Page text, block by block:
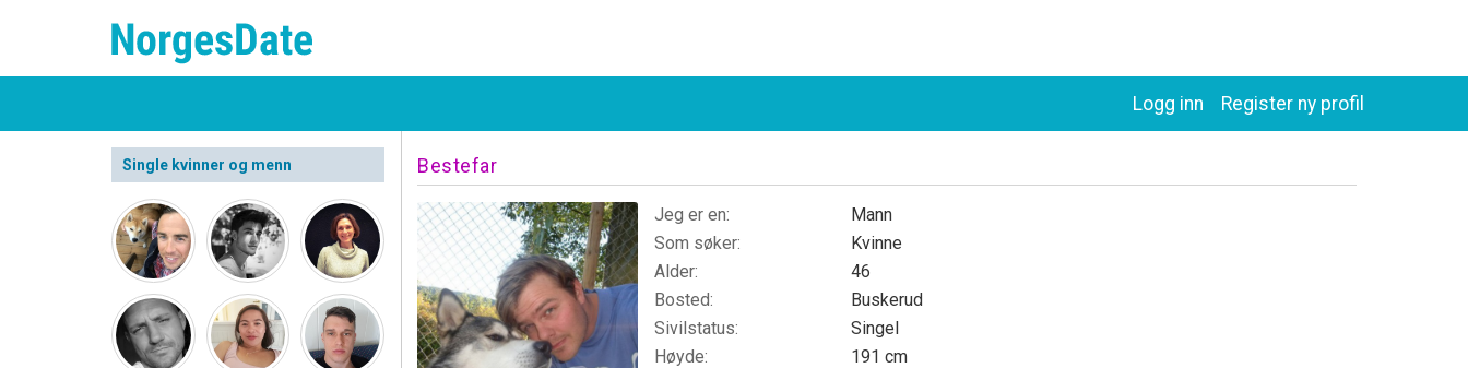
Register ny profil
Logg inn
Single kvinner og menn Bestefar
Jeg er en:
Mann
Som søker:
Kvinne
Alder:
46
Bosted:
Buskerud
Sivilstatus:
Singel
Høyde:
191 cm